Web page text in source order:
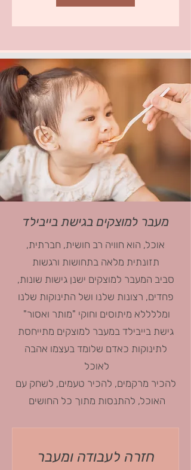
מעבר למוצקים בגישת בייבילד
אוכל, הוא חוויה רב חושית, חברתית,
תזונתית מלאה בתחושות ורגשות
סביב המעבר למוצקים ישנן גישות שונות,
פחדים, רצונות שלנו ושל התינוקות שלנו
ומללללא מיתוסים וחוקי "מותר ואסור"
גישת בייבילד במעבר למוצקים מתייחסת
לתינוקות כאדם שלומד בעצמו אהבה
לאוכל
להכיר מרקמים, להכיר טעמים, לשחק עם
האוכל, להתנסות מתוך כל החושים
חזרה לעבודה ומעבר